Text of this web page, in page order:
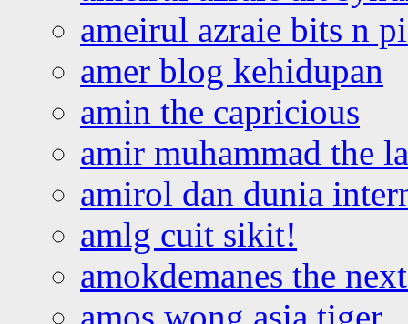
ameirul azraie bits n
amer blog kehidupan
amin the capricious
amir muhammad the
amirol dan dunia
amlg cuit sikit!
amokdemanes the
amos wong asia tiger